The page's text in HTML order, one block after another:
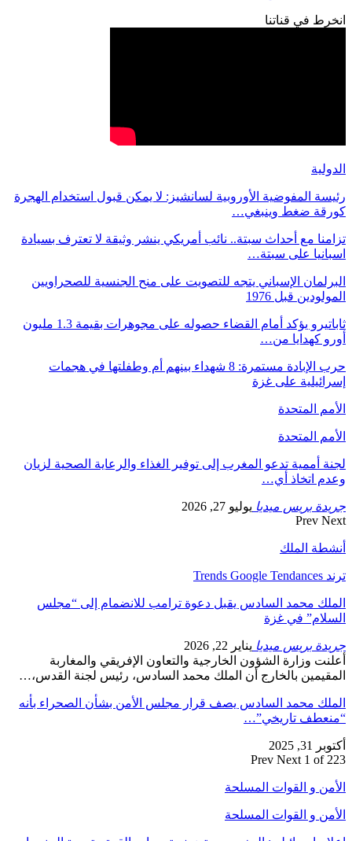
انخرط في قناتنا
الدولية
رئيسة المفوضية الأوروبية لسانشيز: لا يمكن قبول استخدام الهجرة
كورقة ضغط وينبغي…
تزامنا مع أحداث سبتة.. نائب أمريكي ينشر وثيقة لا تعترف بسيادة
اسبانيا على سبتة…
البرلمان الإسباني يتجه للتصويت على منح الجنسية للصحراويين
المولودين قبل 1976
ثاباتيرو يؤكد أمام القضاء حصوله على مجوهرات بقيمة 1.3 مليون
أورو كهدايا من…
حرب الإبادة مستمرة: 8 شهداء بينهم أم وطفلتها في هجمات
إسرائيلية على غزة
الأمم المتحدة
الأمم المتحدة
لجنة أممية تدعو المغرب إلى توفير الغذاء والرعاية الصحية لزيان
وعدم اتخاذ أي…
جريدة بريس ميديا يوليو 27, 2026
Prev Next
أنشطة الملك
ترند Trends Google Tendances
الملك محمد السادس يقبل دعوة ترامب للانضمام إلى “مجلس
السلام” في غزة
جريدة بريس ميديا يناير 22, 2026
أعلنت وزارة الشؤون الخارجية والتعاون الإفريقي والمغاربة
المقيمين بالخارج أن الملك محمد السادس، رئيس لجنة القدس،…
الملك محمد السادس يصف قرار مجلس الأمن بشأن الصحراء بأنه
“منعطف تاريخي”…
أكتوبر 31, 2025
Prev Next 1 of 223
الأمن و القوات المسلحة
الأمن و القوات المسلحة